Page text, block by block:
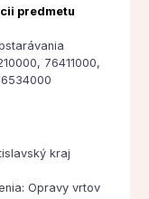
predmetu
76411000,
kraj
Opravy vrtov